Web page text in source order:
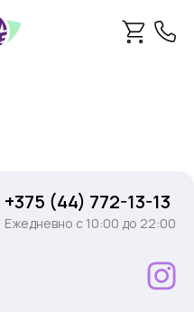
+375 (44) 772-13-13
Ежедневно c 10:00 до 22:00